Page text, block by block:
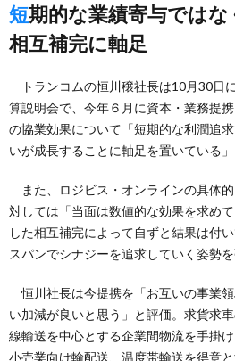
短期的な業績寄与ではなくサービス拡大と
相互補完に軸足
トランコムの恒川穣社長は10月30日
算説明会で、今年６月に資本・業務提
の協業効果について「短期的な利潤追
いが成長することに軸足を置いている」
また、ロジビス・オンラインの具体
対しては「当面は数値的な効果を求め
した相互補完によって自ずと結果は付
スパンでシナジーを追求していく姿勢を
恒川社長は今提携を「お互いの事業
い加減が良いと思う」と評価。求貨求
線輸送を中心とする企業間物流を手掛
小売業向け輸配送、温度帯輸送を得意